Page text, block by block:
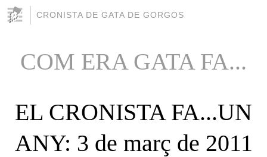
CRONISTA DE GATA DE GORGOS
COM ERA GATA FA...
EL CRONISTA FA...UN
ANY: 3 de març de 2011